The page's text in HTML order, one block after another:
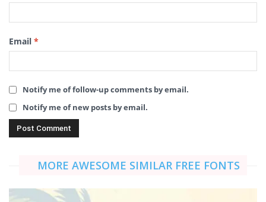
Email *
Notify me of follow-up comments by email.
Notify me of new posts by email.
MORE AWESOME SIMILAR FREE FONTS